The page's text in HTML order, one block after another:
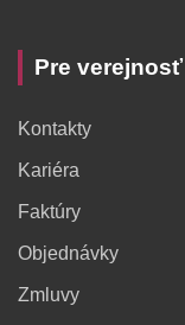
Pre verejnosť
Kontakty
Kariéra
Faktúry
Objednávky
Zmluvy